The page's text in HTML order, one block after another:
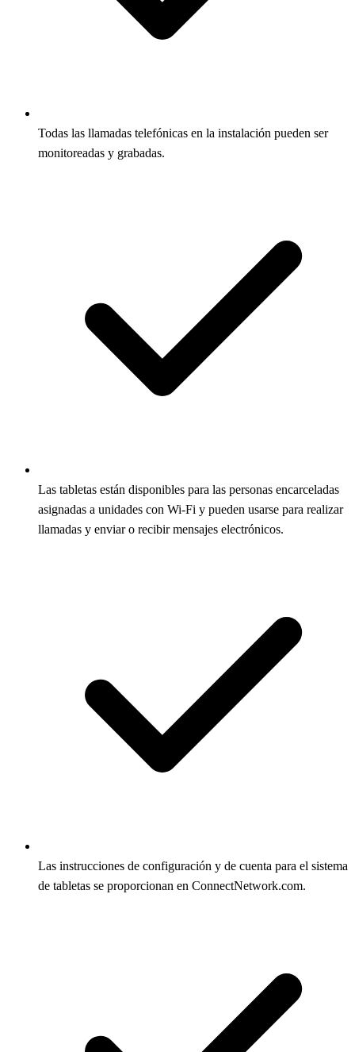
Todas las llamadas telefónicas en la instalación pueden ser
monitoreadas y grabadas.
Las tabletas están disponibles para las personas encarceladas
asignadas a unidades con Wi‑Fi y pueden usarse para realizar
llamadas y enviar o recibir mensajes electrónicos.
Las instrucciones de configuración y de cuenta para el sistema
de tabletas se proporcionan en ConnectNetwork.com.